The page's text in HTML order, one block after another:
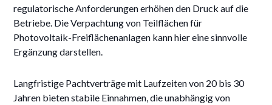
regulatorische Anforderungen erhöhen den Druck auf die
Betriebe. Die Verpachtung von Teilflächen für
Photovoltaik-Freiflächenanlagen kann hier eine sinnvolle
Ergänzung darstellen.
Langfristige Pachtverträge mit Laufzeiten von 20 bis 30
Jahren bieten stabile Einnahmen, die unabhängig von